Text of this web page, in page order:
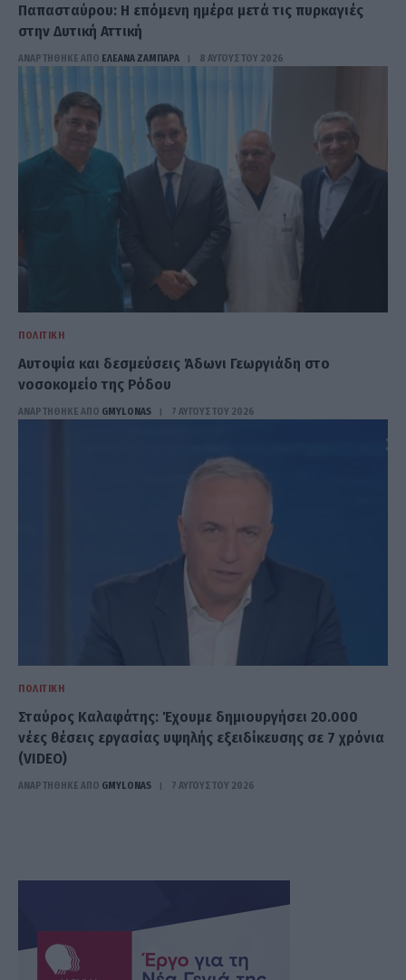
Παπασταύρου: Η επόμενη ημέρα μετά τις πυρκαγιές
στην Δυτική Αττική
ΑΝΑΡΤΗΘΗΚΕ ΑΠΟ ΕΛΕΑΝΑ ΖΑΜΠΑΡΑ 8 ΑΥΓΟΎΣΤΟΥ 2026
ΠΟΛΙΤΙΚΉ
Αυτοψία και δεσμεύσεις Άδωνι Γεωργιάδη στο
νοσοκομείο της Ρόδου
ΑΝΑΡΤΗΘΗΚΕ ΑΠΟ GMYLONAS 7 ΑΥΓΟΎΣΤΟΥ 2026
ΠΟΛΙΤΙΚΉ
Σταύρος Καλαφάτης: Έχουμε δημιουργήσει 20.000
νέες θέσεις εργασίας υψηλής εξειδίκευσης σε 7 χρόνια
(VIDEO)
ΑΝΑΡΤΗΘΗΚΕ ΑΠΟ GMYLONAS 7 ΑΥΓΟΎΣΤΟΥ 2026